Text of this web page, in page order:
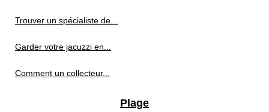
Trouver un spécialiste de...
Garder votre jacuzzi en...
Comment un collecteur...
Plage